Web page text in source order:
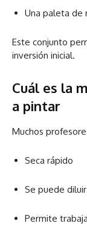
Una paleta de
Este conjunto
inversión inicial.
Cuál es la
a pintar
Muchos
Seca rápido
Se puede
Permite